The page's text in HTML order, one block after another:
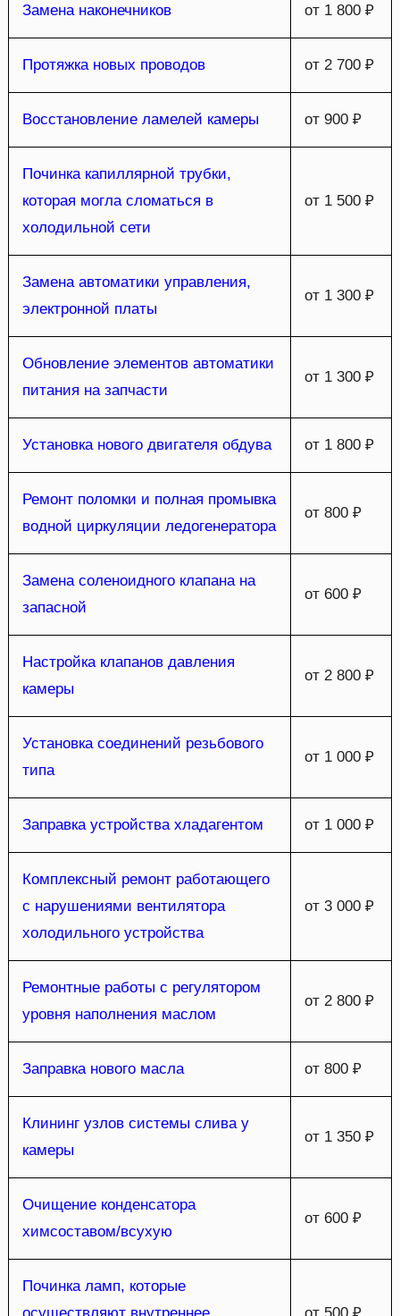
Замена наконечников от 1 800 ₽
Протяжка новых проводов от 2 700 ₽
Восстановление ламелей камеры от 900 ₽
Починка капиллярной трубки,
которая могла сломаться в
холодильной сети
от 1 500 ₽
Замена автоматики управления,
электронной платы
от 1 300 ₽
Обновление элементов автоматики
питания на запчасти
от 1 300 ₽
Установка нового двигателя обдува от 1 800 ₽
Ремонт поломки и полная промывка
водной циркуляции ледогенератора
от 800 ₽
Замена соленоидного клапана на
запасной
от 600 ₽
Настройка клапанов давления
камеры
от 2 800 ₽
Установка соединений резьбового
типа
от 1 000 ₽
Заправка устройства хладагентом от 1 000 ₽
Комплексный ремонт работающего
с нарушениями вентилятора
холодильного устройства
от 3 000 ₽
Ремонтные работы с регулятором
уровня наполнения маслом
от 2 800 ₽
Заправка нового масла от 800 ₽
Клининг узлов системы слива у
камеры
от 1 350 ₽
Очищение конденсатора
химсоставом/всухую
от 600 ₽
Починка ламп, которые